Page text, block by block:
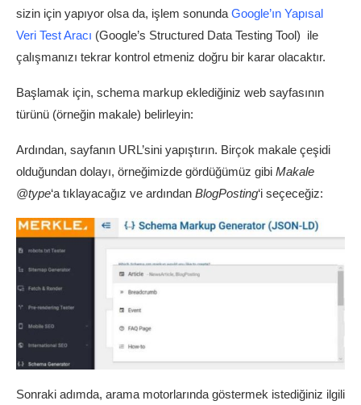
sizin için yapıyor olsa da, işlem sonunda Google’ın Yapısal
Veri Test Aracı (Google’s Structured Data Testing Tool) ile
çalışmanızı tekrar kontrol etmeniz doğru bir karar olacaktır.
Başlamak için, schema markup eklediğiniz web sayfasının
türünü (örneğin makale) belirleyin:
Ardından, sayfanın URL’sini yapıştırın. Birçok makale çeşidi
olduğundan dolayı, örneğimizde gördüğümüz gibi Makale
@type‘a tıklayacağız ve ardından BlogPosting‘i seçeceğiz:
Sonraki adımda, arama motorlarında göstermek istediğiniz ilgili